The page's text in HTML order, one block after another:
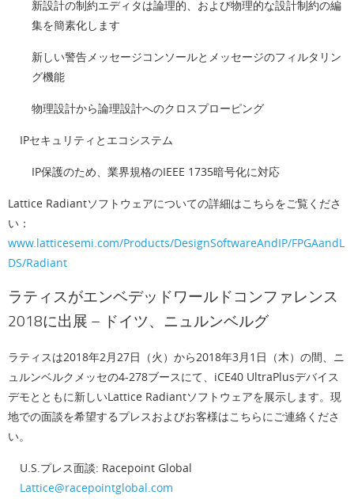
新設計の制約エディタは論理的、および物理的な設計制約の編
集を簡素化します
新しい警告メッセージコンソールとメッセージのフィルタリン
グ機能
物理設計から論理設計へのクロスプローピング
IPセキュリティとエコシステム
IP保護のため、業界規格のIEEE 1735暗号化に対応
Lattice Radiantソフトウェアについての詳細はこちらをご覧くださ
い：
www.latticesemi.com/Products/DesignSoftwareAndIP/FPGAandL
DS/Radiant
ラティスがエンベデッドワールドコンファレンス
2018に出展 – ドイツ、ニュルンベルグ
ラティスは2018年2月27日（火）から2018年3月1日（木）の間、ニ
ュルンベルクメッセの4-278ブースにて、iCE40 UltraPlusデバイス
デモとともに新しいLattice Radiantソフトウェアを展示します。現
地での面談を希望するプレスおよびお客様はこちらにご連絡くださ
い。
U.S.プレス面談: Racepoint Global
Lattice@racepointglobal.com